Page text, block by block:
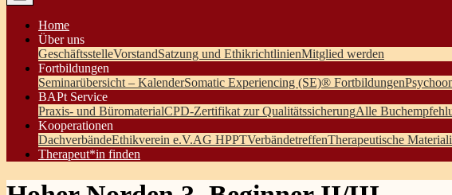
Home
Über uns
GeschäftsstelleVorstandSatzung und EthikrichtlinienMitglied werden
Fortbildungen
Seminarübersicht – KalenderSomatic Experiencing (SE)® Fortbildungen
BAPt Service
Praxis- und BüromaterialCPD-Zertifikat zur QualitätssicherungAlle
Kooperationen
DachverbändeEthikverein e.V.AG HPPTVerbändetreffenTherapeutische
Therapeut*in finden